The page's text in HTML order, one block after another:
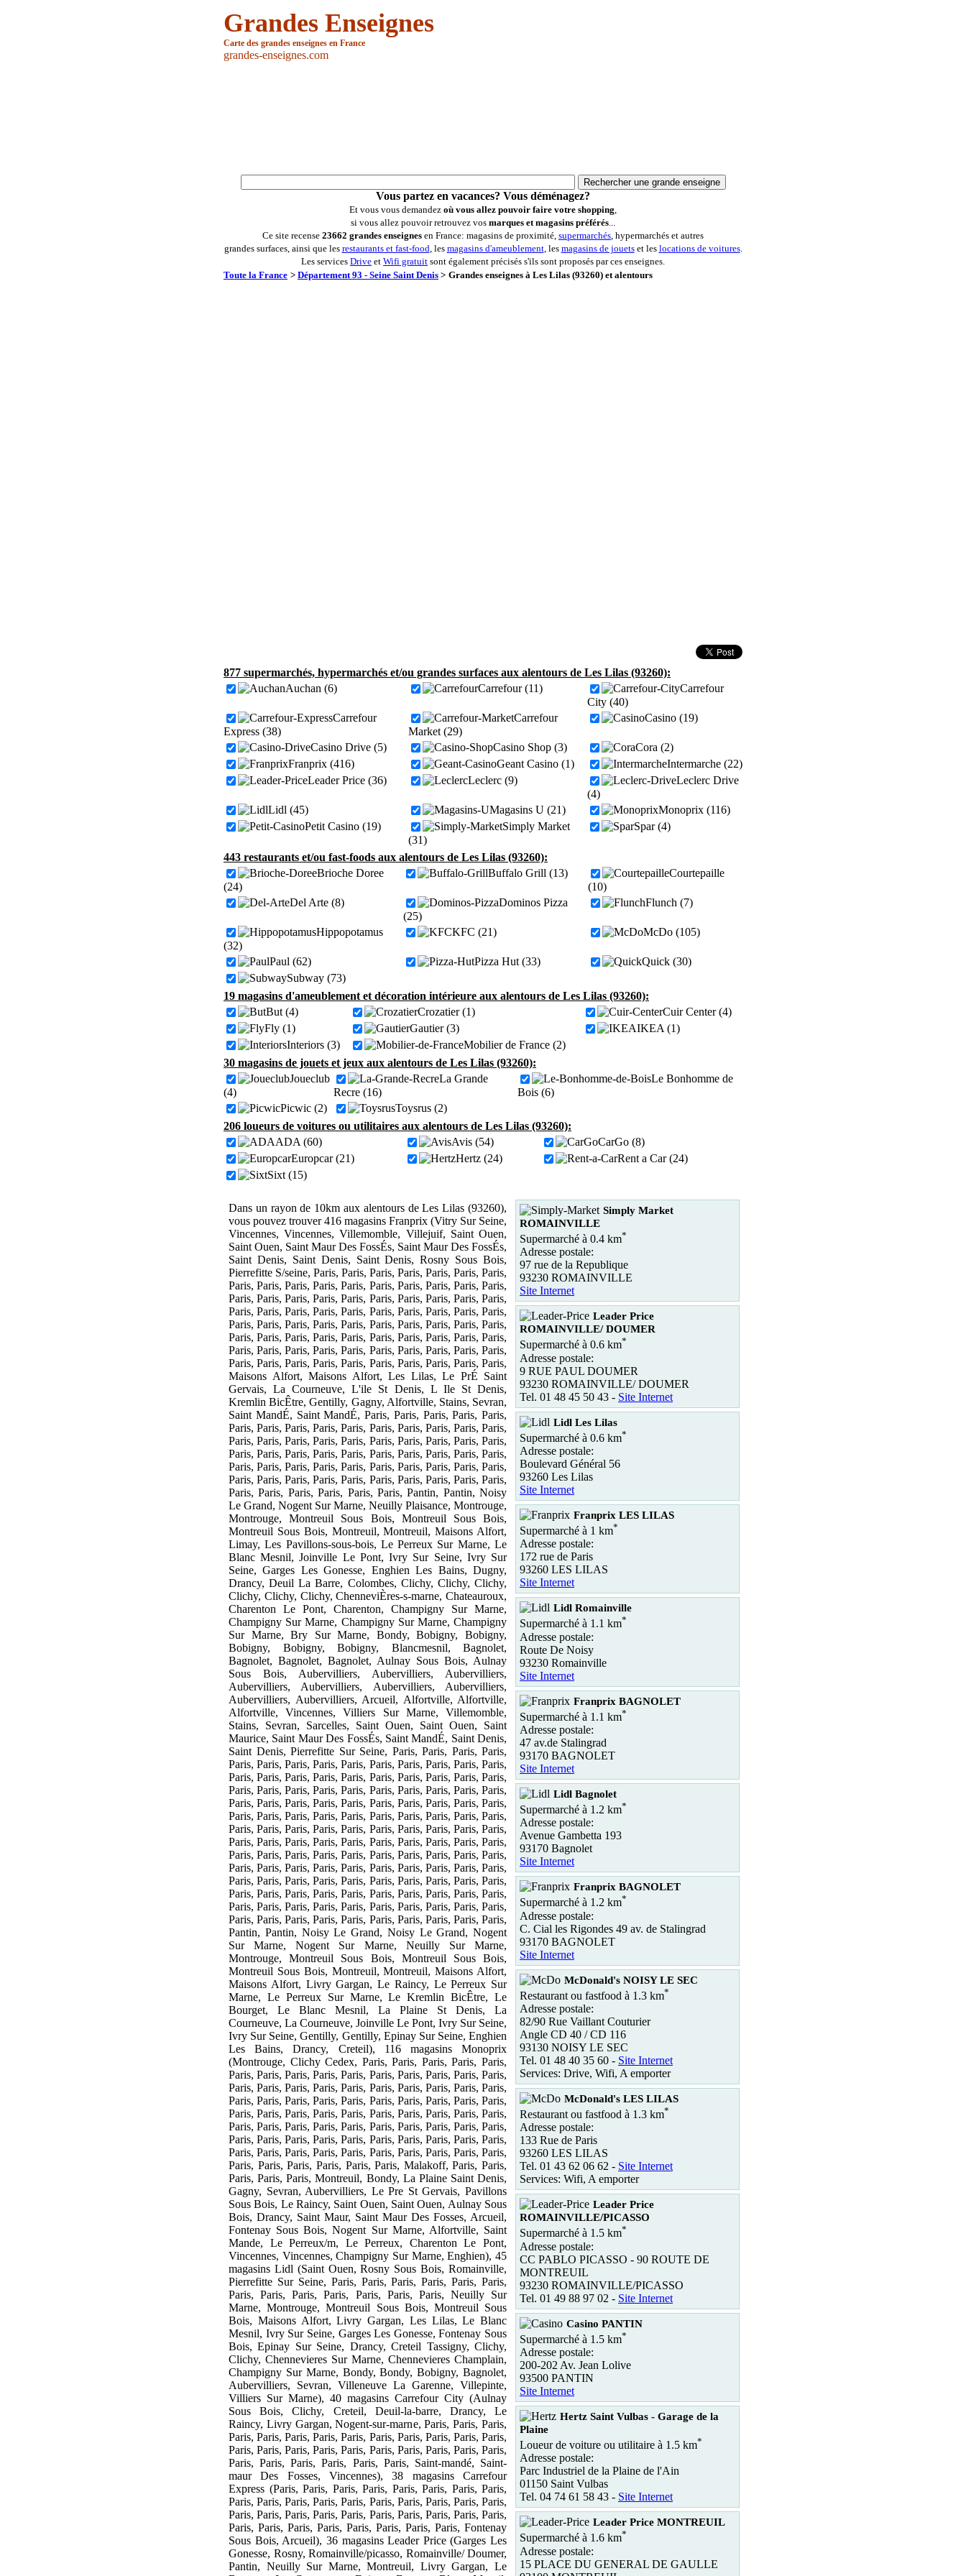
Grandes Enseignes
Carte des grandes enseignes en France
grandes-enseignes.com
Vous partez en vacances? Vous déménagez?
Et vous vous demandez où vous allez pouvoir faire votre shopping,
si vous allez pouvoir retrouvez vos marques et magasins préférés...
Ce site recense 23662 grandes enseignes en France: magasins de proximité, supermarchés, hypermarchés et autres
grandes surfaces, ainsi que les restaurants et fast-food, les magasins d'ameublement, les magasins de jouetset les locations de voitures.
Les services Drive et Wifi gratuit sont également précisés s'ils sont proposés par ces enseignes.
Toute la France > Département 93 - Seine Saint Denis > Grandes enseignes à Les Lilas (93260) et alentours
877 supermarchés, hypermarchés et/ou grandes surfaces aux alentours de Les Lilas (93260):
Auchan (6)
Carrefour (11)
Carrefour
City (40)
Carrefour
Express (38)
Carrefour
Market (29)
Casino (19)
Casino Drive (5) Casino Shop (3)
Cora (2)
Franprix (416)
Geant Casino (1)
Intermarche (22)
Leader Price (36)
Leclerc (9)
Leclerc Drive
(4)
Lidl (45)
Magasins U (21)
Monoprix (116)
Petit Casino (19)
Simply Market
(31)
Spar (4)
443 restaurants et/ou fast-foods aux alentours de Les Lilas (93260):
Brioche Doree
(24)
Buffalo Grill (13)
Courtepaille
(10)
Del Arte (8)
Dominos Pizza
(25)
Flunch (7)
Hippopotamus
(32)
KFC (21) McDo (105)
Paul (62) Pizza Hut (33)
Quick (30)
Subway (73)
19 magasins d'ameublement et décoration intérieure aux alentours de Les Lilas (93260):
But (4)
Crozatier (1)
Cuir Center (4)
Fly (1)
Gautier (3)
IKEA (1)
Interiors (3)
Mobilier de France (2)
30 magasins de jouets et jeux aux alentours de Les Lilas (93260):
Joueclub
(4)
La Grande
Recre (16)
Le Bonhomme de
Bois (6)
Picwic (2)
Toysrus (2)
206 loueurs de voitures ou utilitaires aux alentours de Les Lilas (93260):
ADA (60)
Avis (54)
CarGo (8)
Europcar (21)
Hertz (24)
Rent a Car (24)
Sixt (15)
Dans un rayon de 10km aux alentours de Les Lilas (93260),
vous pouvez trouver 416 magasins Franprix (Vitry Sur Seine,
Vincennes, Vincennes, Villemomble, Villejuif, Saint Ouen,
Saint Ouen, Saint Maur Des FossÉs, Saint Maur Des FossÉs,
Saint Denis, Saint Denis, Saint Denis, Rosny Sous Bois,
Pierrefitte S/seine, Paris, Paris, Paris, Paris, Paris, Paris, Paris,
Paris, Paris, Paris, Paris, Paris, Paris, Paris, Paris, Paris, Paris,
Paris, Paris, Paris, Paris, Paris, Paris, Paris, Paris, Paris, Paris,
Paris, Paris, Paris, Paris, Paris, Paris, Paris, Paris, Paris, Paris,
Paris, Paris, Paris, Paris, Paris, Paris, Paris, Paris, Paris, Paris,
Paris, Paris, Paris, Paris, Paris, Paris, Paris, Paris, Paris, Paris,
Paris, Paris, Paris, Paris, Paris, Paris, Paris, Paris, Paris, Paris,
Paris, Paris, Paris, Paris, Paris, Paris, Paris, Paris, Paris, Paris,
Maisons Alfort, Maisons Alfort, Les Lilas, Le PrÉ Saint
Gervais, La Courneuve, L'ile St Denis, L Ile St Denis,
Kremlin BicÊtre, Gentilly, Gagny, Alfortville, Stains, Sevran,
Saint MandÉ, Saint MandÉ, Paris, Paris, Paris, Paris, Paris,
Paris, Paris, Paris, Paris, Paris, Paris, Paris, Paris, Paris, Paris,
Paris, Paris, Paris, Paris, Paris, Paris, Paris, Paris, Paris, Paris,
Paris, Paris, Paris, Paris, Paris, Paris, Paris, Paris, Paris, Paris,
Paris, Paris, Paris, Paris, Paris, Paris, Paris, Paris, Paris, Paris,
Paris, Paris, Paris, Paris, Paris, Paris, Paris, Paris, Paris, Paris,
Paris, Paris, Paris, Paris, Paris, Paris, Pantin, Pantin, Noisy
Le Grand, Nogent Sur Marne, Neuilly Plaisance, Montrouge,
Montrouge, Montreuil Sous Bois, Montreuil Sous Bois,
Montreuil Sous Bois, Montreuil, Montreuil, Maisons Alfort,
Limay, Les Pavillons-sous-bois, Le Perreux Sur Marne, Le
Blanc Mesnil, Joinville Le Pont, Ivry Sur Seine, Ivry Sur
Seine, Garges Les Gonesse, Enghien Les Bains, Dugny,
Drancy, Deuil La Barre, Colombes, Clichy, Clichy, Clichy,
Clichy, Clichy, Clichy, ChenneviÈres-s-marne, Chateauroux,
Charenton Le Pont, Charenton, Champigny Sur Marne,
Champigny Sur Marne, Champigny Sur Marne, Champigny
Sur Marne, Bry Sur Marne, Bondy, Bobigny, Bobigny,
Bobigny, Bobigny, Bobigny, Blancmesnil, Bagnolet,
Bagnolet, Bagnolet, Bagnolet, Aulnay Sous Bois, Aulnay
Sous Bois, Aubervilliers, Aubervilliers, Aubervilliers,
Aubervilliers, Aubervilliers, Aubervilliers, Aubervilliers,
Aubervilliers, Aubervilliers, Arcueil, Alfortville, Alfortville,
Alfortville, Vincennes, Villiers Sur Marne, Villemomble,
Stains, Sevran, Sarcelles, Saint Ouen, Saint Ouen, Saint
Maurice, Saint Maur Des FossÉs, Saint MandÉ, Saint Denis,
Saint Denis, Pierrefitte Sur Seine, Paris, Paris, Paris, Paris,
Paris, Paris, Paris, Paris, Paris, Paris, Paris, Paris, Paris, Paris,
Paris, Paris, Paris, Paris, Paris, Paris, Paris, Paris, Paris, Paris,
Paris, Paris, Paris, Paris, Paris, Paris, Paris, Paris, Paris, Paris,
Paris, Paris, Paris, Paris, Paris, Paris, Paris, Paris, Paris, Paris,
Paris, Paris, Paris, Paris, Paris, Paris, Paris, Paris, Paris, Paris,
Paris, Paris, Paris, Paris, Paris, Paris, Paris, Paris, Paris, Paris,
Paris, Paris, Paris, Paris, Paris, Paris, Paris, Paris, Paris, Paris,
Paris, Paris, Paris, Paris, Paris, Paris, Paris, Paris, Paris, Paris,
Paris, Paris, Paris, Paris, Paris, Paris, Paris, Paris, Paris, Paris,
Paris, Paris, Paris, Paris, Paris, Paris, Paris, Paris, Paris, Paris,
Paris, Paris, Paris, Paris, Paris, Paris, Paris, Paris, Paris, Paris,
Paris, Paris, Paris, Paris, Paris, Paris, Paris, Paris, Paris, Paris,
Paris, Paris, Paris, Paris, Paris, Paris, Paris, Paris, Paris, Paris,
Pantin, Pantin, Noisy Le Grand, Noisy Le Grand, Nogent
Sur Marne, Nogent Sur Marne, Neuilly Sur Marne,
Montrouge, Montreuil Sous Bois, Montreuil Sous Bois,
Montreuil Sous Bois, Montreuil, Montreuil, Maisons Alfort,
Maisons Alfort, Livry Gargan, Le Raincy, Le Perreux Sur
Marne, Le Perreux Sur Marne, Le Kremlin BicÊtre, Le
Bourget, Le Blanc Mesnil, La Plaine St Denis, La
Courneuve, La Courneuve, Joinville Le Pont, Ivry Sur Seine,
Ivry Sur Seine, Gentilly, Gentilly, Epinay Sur Seine, Enghien
Les Bains, Drancy, Creteil), 116 magasins Monoprix
(Montrouge, Clichy Cedex, Paris, Paris, Paris, Paris, Paris,
Paris, Paris, Paris, Paris, Paris, Paris, Paris, Paris, Paris, Paris,
Paris, Paris, Paris, Paris, Paris, Paris, Paris, Paris, Paris, Paris,
Paris, Paris, Paris, Paris, Paris, Paris, Paris, Paris, Paris, Paris,
Paris, Paris, Paris, Paris, Paris, Paris, Paris, Paris, Paris, Paris,
Paris, Paris, Paris, Paris, Paris, Paris, Paris, Paris, Paris, Paris,
Paris, Paris, Paris, Paris, Paris, Paris, Paris, Paris, Paris, Paris,
Paris, Paris, Paris, Paris, Paris, Paris, Paris, Paris, Paris, Paris,
Paris, Paris, Paris, Paris, Paris, Paris, Malakoff, Paris, Paris,
Paris, Paris, Paris, Montreuil, Bondy, La Plaine Saint Denis,
Gagny, Sevran, Aubervilliers, Le Pre St Gervais, Pavillons
Sous Bois, Le Raincy, Saint Ouen, Saint Ouen, Aulnay Sous
Bois, Drancy, Saint Maur, Saint Maur Des Fosses, Arcueil,
Fontenay Sous Bois, Nogent Sur Marne, Alfortville, Saint
Mande, Le Perreux/m, Le Perreux, Charenton Le Pont,
Vincennes, Vincennes, Champigny Sur Marne, Enghien), 45
magasins Lidl (Saint Ouen, Rosny Sous Bois, Romainville,
Pierrefitte Sur Seine, Paris, Paris, Paris, Paris, Paris, Paris,
Paris, Paris, Paris, Paris, Paris, Paris, Paris, Neuilly Sur
Marne, Montrouge, Montreuil Sous Bois, Montreuil Sous
Bois, Maisons Alfort, Livry Gargan, Les Lilas, Le Blanc
Mesnil, Ivry Sur Seine, Garges Les Gonesse, Fontenay Sous
Bois, Epinay Sur Seine, Drancy, Creteil Tassigny, Clichy,
Clichy, Chennevieres Sur Marne, Chennevieres Champlain,
Champigny Sur Marne, Bondy, Bondy, Bobigny, Bagnolet,
Aubervilliers, Sevran, Villeneuve La Garenne, Villepinte,
Villiers Sur Marne), 40 magasins Carrefour City (Aulnay
Sous Bois, Clichy, Creteil, Deuil-la-barre, Drancy, Le
Raincy, Livry Gargan, Nogent-sur-marne, Paris, Paris, Paris,
Paris, Paris, Paris, Paris, Paris, Paris, Paris, Paris, Paris, Paris,
Paris, Paris, Paris, Paris, Paris, Paris, Paris, Paris, Paris, Paris,
Paris, Paris, Paris, Paris, Paris, Paris, Saint-mandé, Saint-
maur Des Fosses, Vincennes), 38 magasins Carrefour
Express (Paris, Paris, Paris, Paris, Paris, Paris, Paris, Paris,
Paris, Paris, Paris, Paris, Paris, Paris, Paris, Paris, Paris, Paris,
Paris, Paris, Paris, Paris, Paris, Paris, Paris, Paris, Paris, Paris,
Paris, Paris, Paris, Paris, Paris, Paris, Paris, Paris, Fontenay
Sous Bois, Arcueil), 36 magasins Leader Price (Garges Les
Gonesse, Rosny, Romainville/picasso, Romainville/ Doumer,
Pantin, Neuilly Sur Marne, Montreuil, Livry Gargan, Le
Simply Market
ROMAINVILLE
Supermarché à 0.4 km*
Adresse postale:
97 rue de la Republique
93230 ROMAINVILLE
Site Internet
Leader Price
ROMAINVILLE/ DOUMER
Supermarché à 0.6 km*
Adresse postale:
9 RUE PAUL DOUMER
93230 ROMAINVILLE/ DOUMER
Tel. 01 48 45 50 43 - Site Internet
Lidl Les Lilas
Supermarché à 0.6 km*
Adresse postale:
Boulevard Général 56
93260 Les Lilas
Site Internet
Franprix LES LILAS
Supermarché à 1 km*
Adresse postale:
172 rue de Paris
93260 LES LILAS
Site Internet
Lidl Romainville
Supermarché à 1.1 km*
Adresse postale:
Route De Noisy
93230 Romainville
Site Internet
Franprix BAGNOLET
Supermarché à 1.1 km*
Adresse postale:
47 av.de Stalingrad
93170 BAGNOLET
Site Internet
Lidl Bagnolet
Supermarché à 1.2 km*
Adresse postale:
Avenue Gambetta 193
93170 Bagnolet
Site Internet
Franprix BAGNOLET
Supermarché à 1.2 km*
Adresse postale:
C. Cial les Rigondes 49 av. de Stalingrad
93170 BAGNOLET
Site Internet
McDonald's NOISY LE SEC
Restaurant ou fastfood à 1.3 km*
Adresse postale:
82/90 Rue Vaillant Couturier
Angle CD 40 / CD 116
93130 NOISY LE SEC
Tel. 01 48 40 35 60 - Site Internet
Services: Drive, Wifi, A emporter
McDonald's LES LILAS
Restaurant ou fastfood à 1.3 km*
Adresse postale:
133 Rue de Paris
93260 LES LILAS
Tel. 01 43 62 06 62 - Site Internet
Services: Wifi, A emporter
Leader Price
ROMAINVILLE/PICASSO
Supermarché à 1.5 km*
Adresse postale:
CC PABLO PICASSO - 90 ROUTE DE
MONTREUIL
93230 ROMAINVILLE/PICASSO
Tel. 01 49 88 97 02 - Site Internet
Casino PANTIN
Supermarché à 1.5 km*
Adresse postale:
200-202 Av. Jean Lolive
93500 PANTIN
Site Internet
Hertz Saint Vulbas - Garage de la
Plaine
Loueur de voiture ou utilitaire à 1.5 km*
Adresse postale:
Parc Industriel de la Plaine de l'Ain
01150 Saint Vulbas
Tel. 04 74 61 58 43 - Site Internet
Leader Price MONTREUIL
Supermarché à 1.6 km*
Adresse postale:
15 PLACE DU GENERAL DE GAULLE